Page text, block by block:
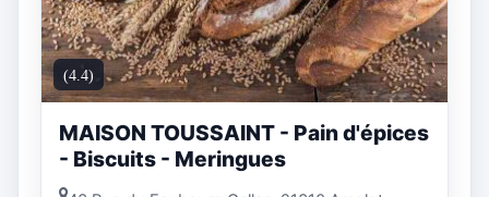
(4.4)
MAISON TOUSSAINT - Pain d'épices
- Biscuits - Meringues